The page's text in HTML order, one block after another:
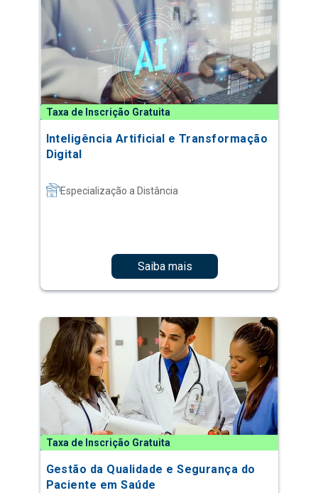
Taxa de Inscrição Gratuita
Inteligência Artificial e Transformação
Digital
Especialização a Distância
Saiba mais
Taxa de Inscrição Gratuita
Gestão da Qualidade e Segurança do
Paciente em Saúde